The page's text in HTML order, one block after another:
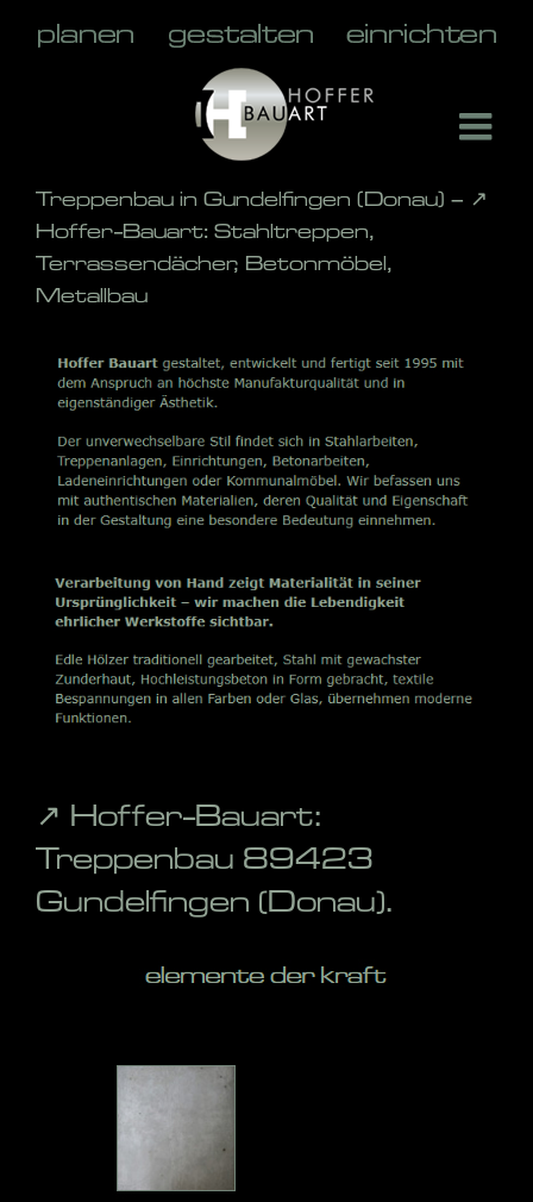
Treppenbau in Gundelfingen (Donau) – ↗️
Hoffer-Bauart: Stahltreppen,
Terrassendächer, Betonmöbel,
Metallbau
↗️ Hoffer-Bauart:
Treppenbau 89423
Gundelfingen (Donau).